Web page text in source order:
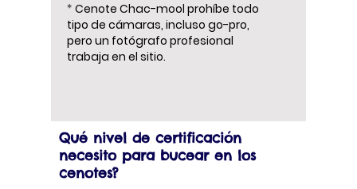
* Cenote Chac-mool prohíbe todo
tipo de cámaras, incluso go-pro,
pero un fotógrafo profesional
trabaja en el sitio.
Qué nivel de certificación
necesito para bucear en los
cenotes?